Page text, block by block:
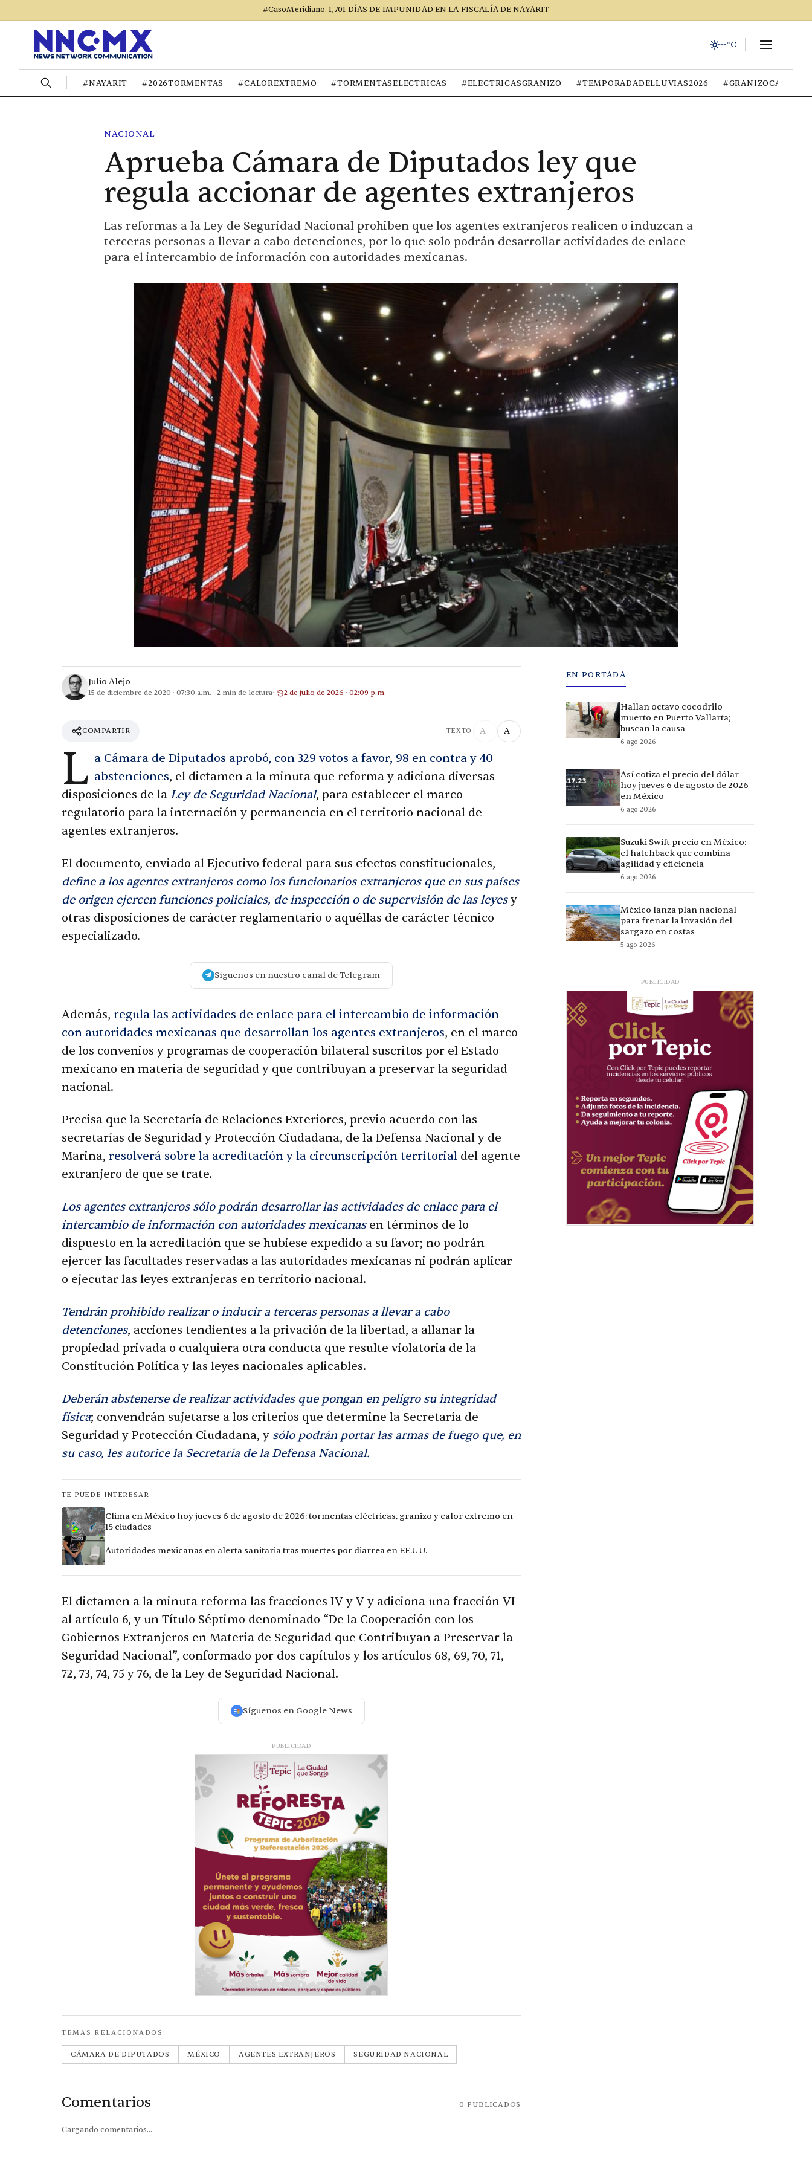
#CasoMeridiano. 1,701 DÍAS DE IMPUNIDAD EN LA FISCALÍA DE NAYARIT
--°C
#NAYARIT #2026TORMENTAS #CALOREXTREMO #TORMENTASELECTRICAS #ELECTRICASGRANIZO #TEMPORADADELLUVIAS2026 #GRANIZOCALOR
NACIONAL
Aprueba Cámara de Diputados ley que
regula accionar de agentes extranjeros
Las reformas a la Ley de Seguridad Nacional prohiben que los agentes extranjeros realicen o induzcan a
terceras personas a llevar a cabo detenciones, por lo que solo podrán desarrollar actividades de enlace
para el intercambio de información con autoridades mexicanas.
Julio Alejo
15 de diciembre de 2020 · 07:30 a.m. · 2 min de lectura 2 de julio de 2026 · 02:09 p.m.
COMPARTIR TEXTO A− A+
L a Cámara de Diputados aprobó, con 329 votos a favor, 98 en contra y 40
abstenciones, el dictamen a la minuta que reforma y adiciona diversas
disposiciones de la Ley de Seguridad Nacional, para establecer el marco
regulatorio para la internación y permanencia en el territorio nacional de
agentes extranjeros.
El documento, enviado al Ejecutivo federal para sus efectos constitucionales,
define a los agentes extranjeros como los funcionarios extranjeros que en sus países
de origen ejercen funciones policiales, de inspección o de supervisión de las leyesy
otras disposiciones de carácter reglamentario o aquéllas de carácter técnico
especializado.
Síguenos en nuestro canal de Telegram
Además, regula las actividades de enlace para el intercambio de información
con autoridades mexicanas que desarrollan los agentes extranjeros, en el marco
de los convenios y programas de cooperación bilateral suscritos por el Estado
mexicano en materia de seguridad y que contribuyan a preservar la seguridad
nacional.
Precisa que la Secretaría de Relaciones Exteriores, previo acuerdo con las
secretarías de Seguridad y Protección Ciudadana, de la Defensa Nacional y de
Marina, resolverá sobre la acreditación y la circunscripción territorial del agente
extranjero de que se trate.
Los agentes extranjeros sólo podrán desarrollar las actividades de enlace para el
intercambio de información con autoridades mexicanasen términos de lo
dispuesto en la acreditación que se hubiese expedido a su favor; no podrán
ejercer las facultades reservadas a las autoridades mexicanas ni podrán aplicar
o ejecutar las leyes extranjeras en territorio nacional.
Tendrán prohibido realizar o inducir a terceras personas a llevar a cabo
detenciones, acciones tendientes a la privación de la libertad, a allanar la
propiedad privada o cualquiera otra conducta que resulte violatoria de la
Constitución Política y las leyes nacionales aplicables.
Deberán abstenerse de realizar actividades que pongan en peligro su integridad
física; convendrán sujetarse a los criterios que determine la Secretaría de
Seguridad y Protección Ciudadana, y sólo podrán portar las armas de fuego que, en
su caso, les autorice la Secretaría de la Defensa Nacional.
TE PUEDE INTERESAR
Clima en México hoy jueves 6 de agosto de 2026: tormentas eléctricas, granizo y calor extremo en
15 ciudades
Autoridades mexicanas en alerta sanitaria tras muertes por diarrea en EE.UU.
El dictamen a la minuta reforma las fracciones IV y V y adiciona una fracción VI
al artículo 6, y un Título Séptimo denominado “De la Cooperación con los
Gobiernos Extranjeros en Materia de Seguridad que Contribuyan a Preservar la
Seguridad Nacional”, conformado por dos capítulos y los artículos 68, 69, 70, 71,
72, 73, 74, 75 y 76, de la Ley de Seguridad Nacional.
Síguenos en Google News
PUBLICIDAD
TEMAS RELACIONADOS:
CÁMARA DE DIPUTADOS MÉXICO AGENTES EXTRANJEROS SEGURIDAD NACIONAL
Comentarios 0 PUBLICADOS
Cargando comentarios...
EN PORTADA
Hallan octavo cocodrilo
muerto en Puerto Vallarta;
buscan la causa
6 ago 2026
Así cotiza el precio del dólar
hoy jueves 6 de agosto de 2026
en México
6 ago 2026
Suzuki Swift precio en México:
el hatchback que combina
agilidad y eficiencia
6 ago 2026
México lanza plan nacional
para frenar la invasión del
sargazo en costas
5 ago 2026
PUBLICIDAD